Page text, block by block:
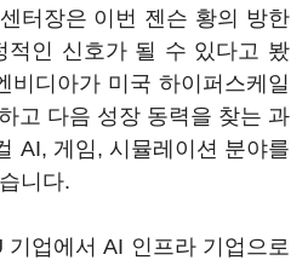
터장은 이번 젠슨 황의 방한
적인 신호가 될 수 있다고 봤
비디아가 미국 하이퍼스케일
고 다음 성장 동력을 찾는 과
AI, 게임, 시뮬레이션 분야를
니다.
기업에서 AI 인프라 기업으로